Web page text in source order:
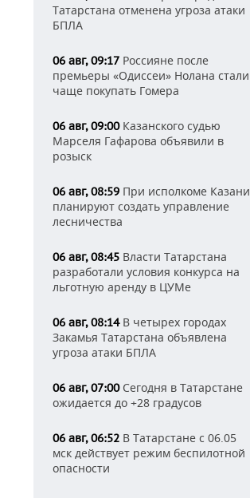
Татарстана отменена угроза атаки
БПЛА
06 авг, 09:17 Россияне после
премьеры «Одиссеи» Нолана стали
чаще покупать Гомера
06 авг, 09:00Казанского судью
Марселя Гафарова объявили в
розыск
06 авг, 08:59 При исполкоме Казани
планируют создать управление
лесничества
06 авг, 08:45 Власти Татарстана
разработали условия конкурса на
льготную аренду в ЦУМе
06 авг, 08:14В четырех городах
Закамья Татарстана объявлена
угроза атаки БПЛА
06 авг, 07:00Сегодня в Татарстане
ожидается до +28 градусов
06 авг, 06:52 В Татарстане с 06.05
мск действует режим беспилотной
опасности